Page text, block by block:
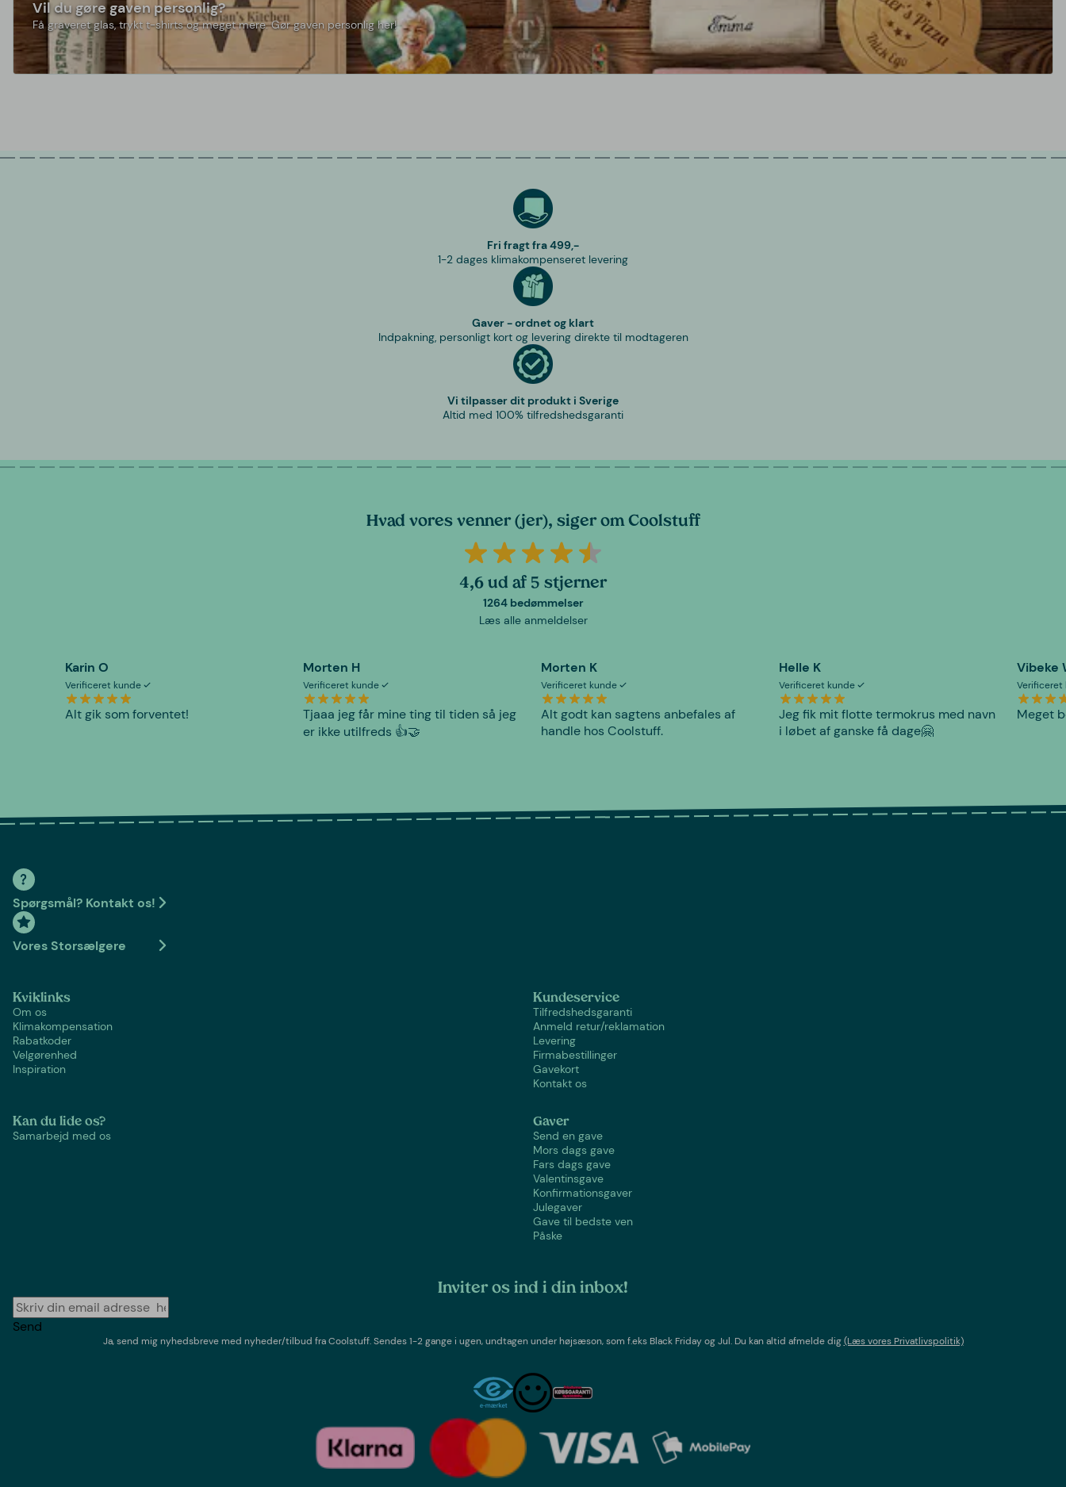
Vil du gøre gaven personlig?
Få graveret glas, trykt t-shirts og meget mere. Gør gaven personlig her!
Fri fragt fra 499,-
1-2 dages klimakompenseret levering
Gaver - ordnet og klart
Indpakning, personligt kort og levering direkte til modtageren
Vi tilpasser dit produkt i Sverige
Altid med 100% tilfredshedsgaranti
Hvad vores venner (jer), siger om Coolstuff
4,6 ud af 5 stjerner
1264 bedømmelser
Læs alle anmeldelser
Karin O
Verificeret kunde
Alt gik som forventet!
Morten H
Verificeret kunde
Tjaaa jeg får mine ting til tiden så jeg
er ikke utilfreds 👍🤝
Morten K
Verificeret kunde
Alt godt kan sagtens anbefales af
handle hos Coolstuff.
Helle K
Verificeret kunde
Jeg fik mit flotte termokrus med navn
i løbet af ganske få dage🤗
Vibeke
Meget
Spørgsmål? Kontakt os!
Vores Storsælgere
Kviklinks
Om os
Klimakompensation
Rabatkoder
Velgørenhed
Inspiration
Kundeservice
Tilfredshedsgaranti
Anmeld retur/reklamation
Levering
Firmabestillinger
Gavekort
Kontakt os
Kan du lide os?
Samarbejd med os
Gaver
Send en gave
Mors dags gave
Fars dags gave
Valentinsgave
Konfirmationsgaver
Julegaver
Gave til bedste ven
Påske
Inviter os ind i din inbox!
Send
Ja, send mig nyhedsbreve med nyheder/tilbud fraCoolstuff. Sendes 1-2 gange i ugen,undtagen under højsæson, som f.eks Black Friday og Jul. Du kan altid afmelde dig(Læs vores Privatlivspolitik)